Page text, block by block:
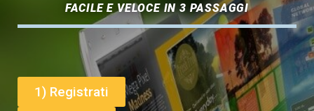
FACILE E VELOCE IN 3 PASSAGGI
1) Registrati